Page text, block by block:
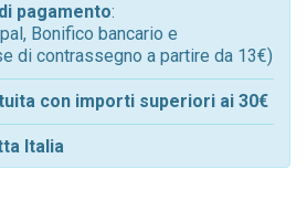
pagamento:
Bonifico bancario e
di contrassegno a partire da 13€)
con importi superiori ai 30€
Italia